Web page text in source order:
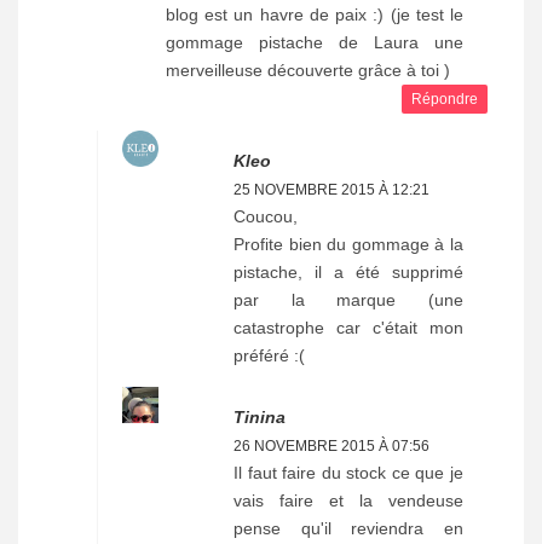
blog est un havre de paix :) (je test le
gommage pistache de Laura une
merveilleuse découverte grâce à toi )
Répondre
Kleo
25 NOVEMBRE 2015 À 12:21
Coucou,
Profite bien du gommage à la
pistache, il a été supprimé
par la marque (une
catastrophe car c'était mon
préféré :(
Tinina
26 NOVEMBRE 2015 À 07:56
Il faut faire du stock ce que je
vais faire et la vendeuse
pense qu'il reviendra en